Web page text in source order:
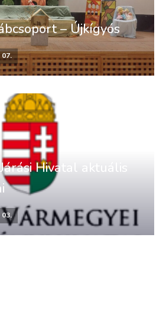
– Újkígyós
Hivatal aktuális